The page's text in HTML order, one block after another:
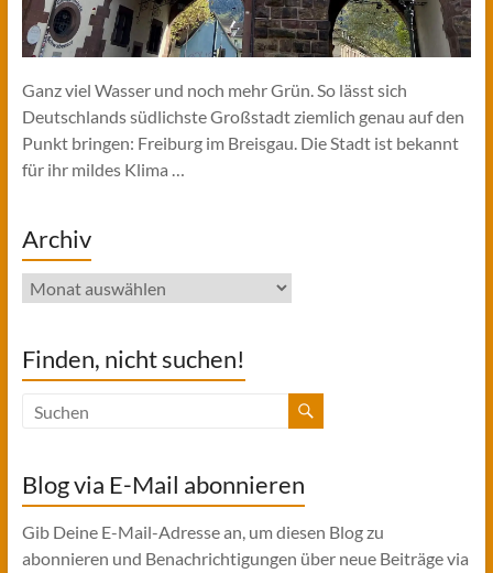
Ganz viel Wasser und noch mehr Grün. So lässt sich
Deutschlands südlichste Großstadt ziemlich genau auf den
Punkt bringen: Freiburg im Breisgau. Die Stadt ist bekannt
für ihr mildes Klima …
Archiv
Archiv
Finden, nicht suchen!
Blog via E-Mail abonnieren
Gib Deine E-Mail-Adresse an, um diesen Blog zu
abonnieren und Benachrichtigungen über neue Beiträge via